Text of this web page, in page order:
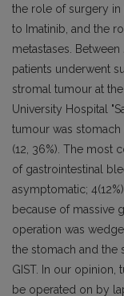
the role of surgery in
to Imatinib, and the
metastases.
patients underwent
stromal tumour at
University Hospital
tumour was stomach
(12, 36%). The most
of gastrointestinal
asymptomatic;
because of massive
operation was
the stomach and the
GIST. In our
be operated on by